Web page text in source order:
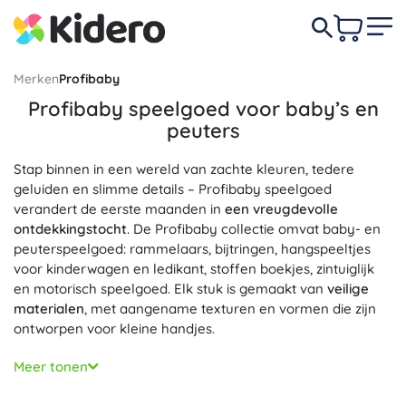
MerkenProfibaby
Profibaby speelgoed voor baby’s en
peuters
Stap binnen in een wereld van zachte kleuren, tedere
geluiden en slimme details – Profibaby speelgoed
verandert de eerste maanden in een vreugdevolle
ontdekkingstocht. De Profibaby collectie omvat baby- en
peuterspeelgoed: rammelaars, bijtringen, hangspeeltjes
voor kinderwagen en ledikant, stoffen boekjes, zintuiglijk
en motorisch speelgoed. Elk stuk is gemaakt van veilige
materialen, met aangename texturen en vormen die zijn
ontworpen voor kleine handjes.
Profibaby speelgoed ondersteunt gericht de
van de zintuigen
Meer tonen